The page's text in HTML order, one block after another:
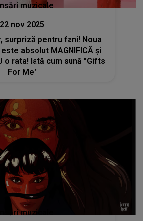
muzicale
22 nov 2025
surpriză pentru fani! Noua
absolut MAGNIFICĂ și
o rata! Iată cum sună "Gifts
For Me"
muzicale